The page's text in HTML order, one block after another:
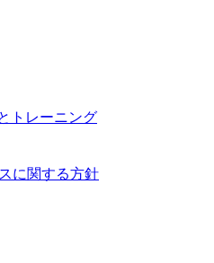
トレーニング
に関する方針